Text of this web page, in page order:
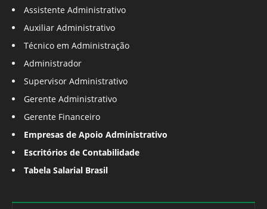
Assistente Administrativo
Auxiliar Administrativo
Técnico em Administração
Administrador
Supervisor Administrativo
Gerente Administrativo
Gerente Financeiro
Empresas de Apoio Administrativo
Escritórios de Contabilidade
Tabela Salarial Brasil